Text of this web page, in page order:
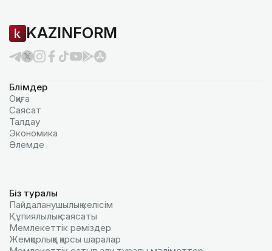
KAZINFORM
Бөлімдер
Оқиға
Саясат
Талдау
Экономика
Әлемде
Біз туралы
Пайдаланушылық келiciм
Құпиялылық саясаты
Мемлекеттік рәміздер
Жемқорлыққа қарсы шаралар